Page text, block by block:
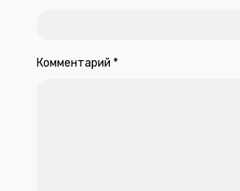
Комментарий *